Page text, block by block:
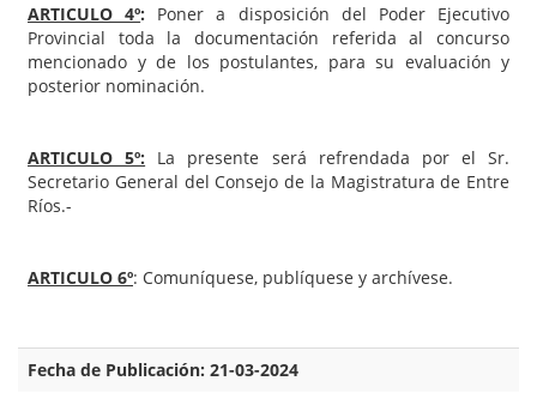
ARTICULO 4º: Poner a disposición del Poder Ejecutivo
Provincial toda la documentación referida al concurso
mencionado y de los postulantes, para su evaluación y
posterior nominación.
ARTICULO 5º: La presente será refrendada por el Sr.
Secretario General del Consejo de la Magistratura de Entre
Ríos.-
ARTICULO 6º: Comuníquese, publíquese y archívese.
Fecha de Publicación: 21-03-2024